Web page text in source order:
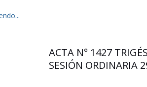
ACTA N° 1427
SESIÓN ORDINARIA